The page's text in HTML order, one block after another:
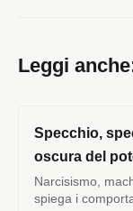
Leggi
Specchio,
oscura del
Narcisismo,
spiega i